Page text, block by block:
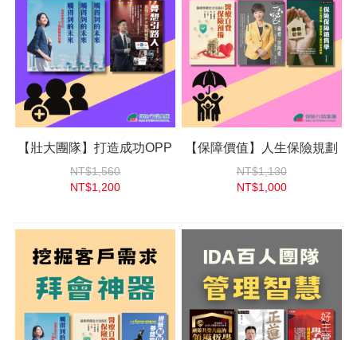
【壯大團隊】打造成功OPP
NT$1,560
NT$1,200
【保障價值】人生保險規劃
NT$1,130
NT$1,000